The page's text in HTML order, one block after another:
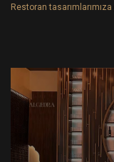
Restoran tasarımlarımıza